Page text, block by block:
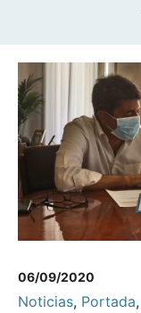
06/09/2020
Noticias, Portada,